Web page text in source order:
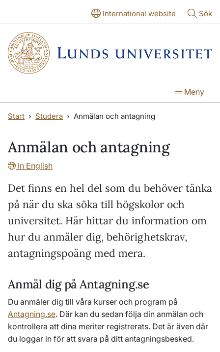
International website Sök
Meny
Start Studera Anmälan och antagning
Anmälan och antagning
In English
Det finns en hel del som du behöver tänka
på när du ska söka till högskolor och
universitet. Här hittar du information om
hur du anmäler dig, behörighetskrav,
antagningspoäng med mera.
Anmäl dig på Antagning.se
Du anmäler dig till våra kurser och program på
Antagning.se. Där kan du sedan följa din anmälan och
kontrollera att dina meriter registrerats. Det är även där
du loggar in för att svara på ditt antagningsbesked.